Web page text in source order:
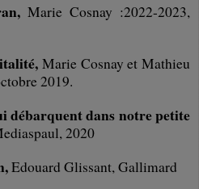
Marie Cosnay :2022-2023,
Marie Cosnay et Mathieu
2019.
débarquent dans notre petite
2020
Edouard Glissant, Gallimard